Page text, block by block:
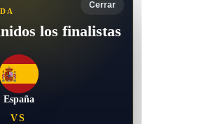
Cerrar
los finalistas
España
VS